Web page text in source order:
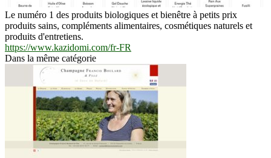
Le numéro 1 des produits biologiques et bienêtre à petits prix
produits sains, compléments alimentaires, cosmétiques naturels et
produits d'entretiens.
https://www.kazidomi.com/fr-FR
Dans la même catégorie